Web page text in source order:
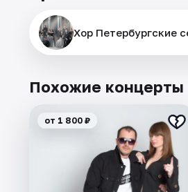
Хор Петербургские
Похожие концерты
от 1 800 ₽